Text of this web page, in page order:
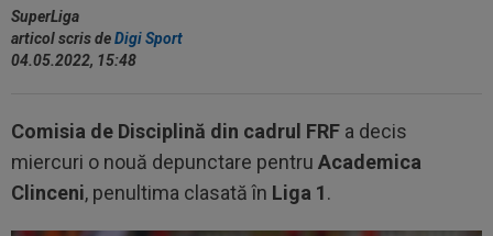
SuperLiga
articol scris deDigi Sport
04.05.2022, 15:48
Comisia de Disciplină din cadrul FRF a decis
miercuri o nouă depunctare pentru Academica
Clinceni, penultima clasată în Liga 1.